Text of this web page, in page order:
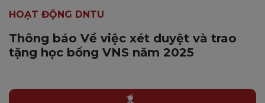
HOẠT ĐỘNG DNTU
Thông báo Về việc xét duyệt và trao
tặng học bổng VNS năm 2025